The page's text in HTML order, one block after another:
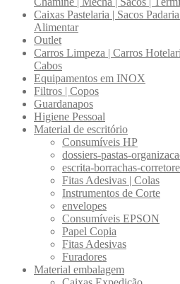
Caixas Pastelaria | Sacos
Alimentar
Outlet
Carros Limpeza | Carros
Cabos
Equipamentos em INOX
Filtros | Copos
Guardanapos
Higiene Pessoal
Material de escritório
Consumíveis HP
dossiers-pastas-
escrita-borrachas-
Fitas Adesivas | Colas
Instrumentos de Corte
envelopes
Consumíveis EPSON
Papel Copia
Fitas Adesivas
Furadores
Material embalagem